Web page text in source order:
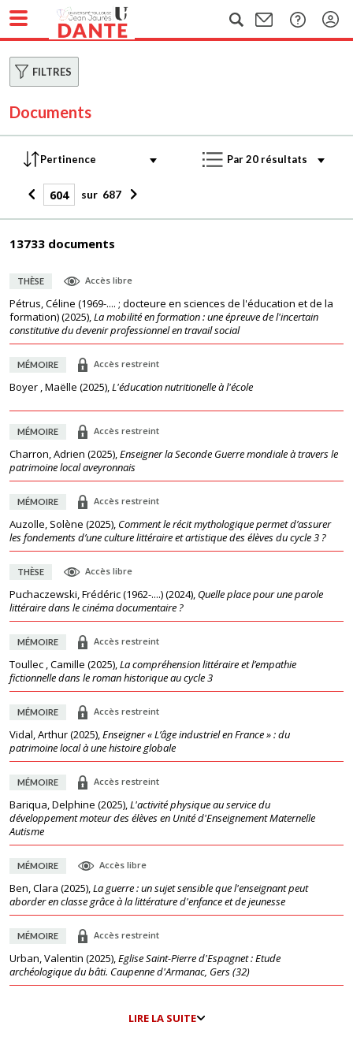
FILTRES
Documents
sur 687
13733 documents
THÈSE Accès libre
Pétrus, Céline (1969-.... ; docteure en sciences de l'éducation et de la
formation)(2025),La mobilité en formation : une épreuve de l'incertain
constitutive du devenir professionnel en travail social
MÉMOIRE Accès restreint
Boyer , Maëlle (2025),L'éducation nutritionelle à l'école
MÉMOIRE Accès restreint
Charron, Adrien (2025),Enseigner la Seconde Guerre mondiale à travers le
patrimoine local aveyronnais
MÉMOIRE Accès restreint
Auzolle, Solène (2025), Comment le récit mythologique permet d’assurer
les fondements d’une culture littéraire et artistique des élèves du cycle 3 ?
THÈSE Accès libre
Puchaczewski, Frédéric (1962-....)(2024), Quelle place pour une parole
littéraire dans le cinéma documentaire ?
MÉMOIRE Accès restreint
Toullec , Camille (2025),La compréhension littéraire et l’empathie
fictionnelle dans le roman historique au cycle 3
MÉMOIRE Accès restreint
Vidal, Arthur(2025),Enseigner « L’âge industriel en France » : du
patrimoine local à une histoire globale
MÉMOIRE Accès restreint
Bariqua, Delphine (2025),L'activité physique au service du
développement moteur des élèves en Unité d'Enseignement Maternelle
Autisme
MÉMOIRE Accès libre
Ben, Clara (2025),La guerre : un sujet sensible que l'enseignant peut
aborder en classe grâce à la littérature d'enfance et de jeunesse
MÉMOIRE Accès restreint
Urban, Valentin (2025),Eglise Saint-Pierre d'Espagnet : Etude
archéologique du bâti. Caupenne d'Armanac, Gers (32)
LIRE LA SUITE